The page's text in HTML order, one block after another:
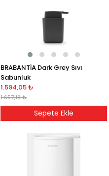
BRABANTİA Dark Grey Sıvı
Sabunluk
1.594,05 ₺
1.657,18 ₺
Sepete Ekle